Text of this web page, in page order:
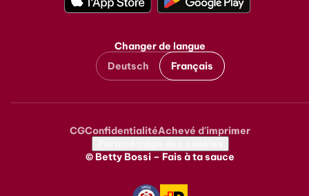
Changer de langue
Deutsch
Français
Metanavigation
CGConfidentialitéAchevé d'imprimer
© Betty Bossi – Fais à ta sauce